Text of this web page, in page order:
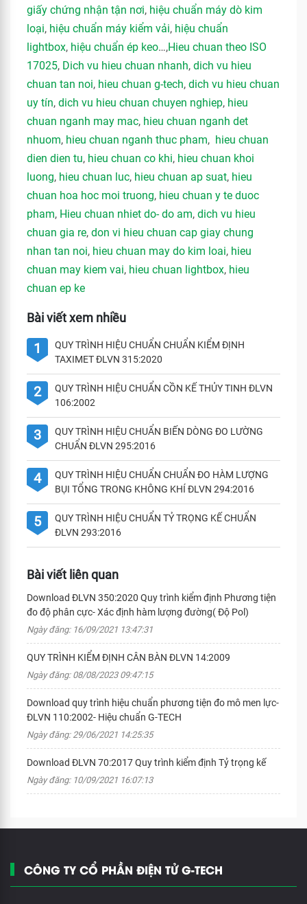
giấy chứng nhận tận nơi, hiệu chuẩn máy dò kim
loại, hiệu chuẩn máy kiểm vải, hiệu chuẩn
lightbox, hiệu chuẩn ép keo…,Hieu chuan theo ISO
17025, Dich vu hieu chuan nhanh, dich vu hieu
chuan tan noi, hieu chuan g-tech, dich vu hieu chuan
uy tín, dich vu hieu chuan chuyen nghiep, hieu
chuan nganh may mac, hieu chuan nganh det
nhuom, hieu chuan nganh thuc pham, hieu chuan
dien dien tu, hieu chuan co khi, hieu chuan khoi
luong, hieu chuan luc, hieu chuan ap suat, hieu
chuan hoa hoc moi truong, hieu chuan y te duoc
pham, Hieu chuan nhiet do- do am, dich vu hieu
chuan gia re, don vi hieu chuan cap giay chung
nhan tan noi, hieu chuan may do kim loai, hieu
chuan may kiem vai, hieu chuan lightbox, hieu
chuan ep ke
Bài viết xem nhiều
1
QUY TRÌNH HIỆU CHUẨN CHUẨN KIỂM ĐỊNH
TAXIMET ĐLVN 315:2020
2
QUY TRÌNH HIỆU CHUẨN CỒN KẾ THỦY TINH ĐLVN
106:2002
3
QUY TRÌNH HIỆU CHUẨN BIẾN DÒNG ĐO LƯỜNG
CHUẨN ĐLVN 295:2016
4
QUY TRÌNH HIỆU CHUẨN CHUẨN ĐO HÀM LƯỢNG
BỤI TỔNG TRONG KHÔNG KHÍ ĐLVN 294:2016
5
QUY TRÌNH HIỆU CHUẨN TỶ TRỌNG KẾ CHUẨN
ĐLVN 293:2016
Bài viết liên quan
Download ĐLVN 350:2020 Quy trình kiểm định Phương tiện
đo độ phân cực- Xác định hàm lượng đường( Độ Pol)
Ngày đăng: 16/09/2021 13:47:31
QUY TRÌNH KIỂM ĐỊNH CÂN BÀN ĐLVN 14:2009
Ngày đăng: 08/08/2023 09:47:15
Download quy trình hiệu chuẩn phương tiện đo mô men lực-
ĐLVN 110:2002- Hiệu chuẩn G-TECH
Ngày đăng: 29/06/2021 14:25:35
Download ĐLVN 70:2017 Quy trình kiểm định Tỷ trọng kế
Ngày đăng: 10/09/2021 16:07:13
CÔNG TY CỔ PHẦN ĐIỆN TỬ G-TECH